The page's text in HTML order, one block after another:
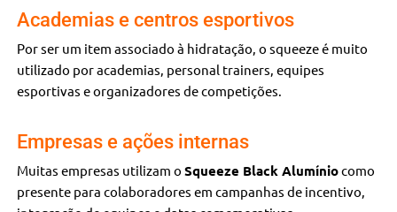
Academias e centros esportivos
Por ser um item associado à hidratação, o squeeze é muito
utilizado por academias, personal trainers, equipes
esportivas e organizadores de competições.
Empresas e ações internas
Muitas empresas utilizam oSqueeze Black Alumíniocomo
presente para colaboradores em campanhas de incentivo,